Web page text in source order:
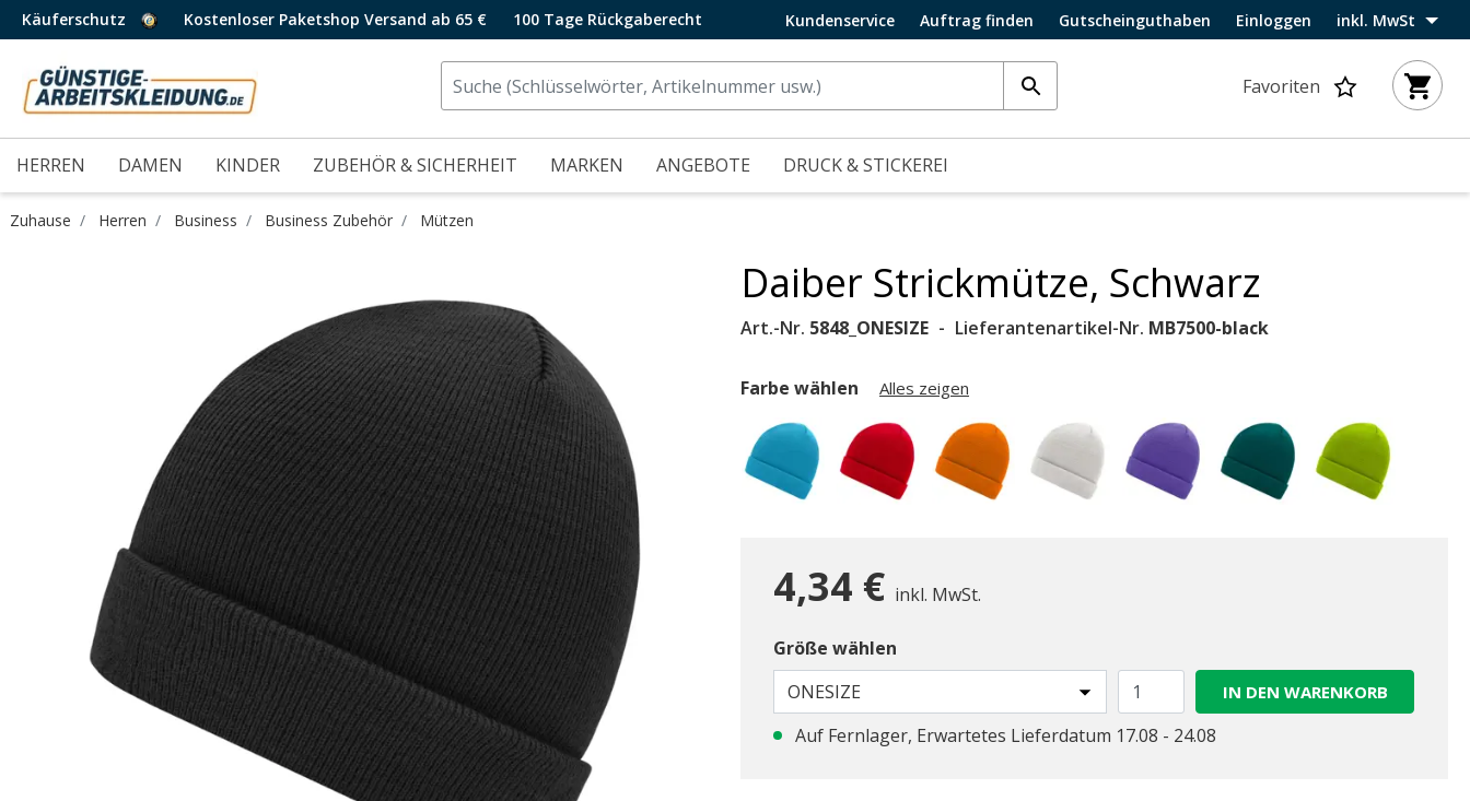
Käuferschutz Kostenloser Paketshop Versand ab 65 € 100 Tage Rückgaberecht Kundenservice Auftrag finden Gutscheinguthaben Einloggen inkl. MwSt
Favoriten
HERREN DAMEN KINDER ZUBEHÖR & SICHERHEIT MARKEN ANGEBOTE DRUCK & STICKEREI
Zuhause Herren Business Business Zubehör Mützen
Daiber Strickmütze, Schwarz
Art.-Nr. 5848_ONESIZE Lieferantenartikel-Nr. MB7500-black
Farbe wählen Alles zeigen
4,34 € inkl. MwSt.
Größe wählen
ONESIZE
IN DEN WARENKORB
Auf Fernlager, Erwartetes Lieferdatum 17.08 - 24.08